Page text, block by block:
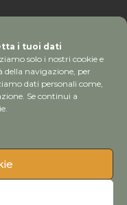
i tuoi dati
solo i nostri cookie e
della navigazione, per
dati personali come,
Se continui a
Loreto | Tutti i